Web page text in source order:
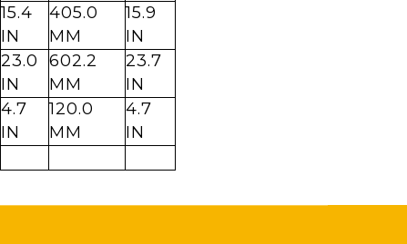
15.4
IN
405.0
MM
15.9
IN
23.0
IN
602.2
MM
23.7
IN
4.7
IN
120.0
MM
4.7
IN